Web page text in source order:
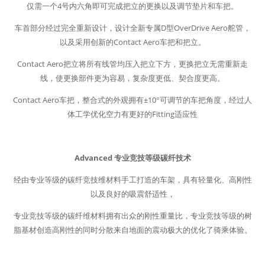
仅需一个4号内六角即可完成把立的更换以及调节垫片和车把。
车首部分经过完全重新设计，设计全新专属D型OverDrive Aero舵管，
以及采用创新的Contact Aero车把和把立。
Contact Aero把立将所有线管均压入把立下方，更换把立无需重新走
线，使更换部件更为容易，复杂度更低、契合度更高。
Contact Aero车把，整合式的外观拥有±10°可调节的车把角度，经过人
体工学优化空力有更好的Fitting适应性
Advanced 专业竞技等级碳纤技术
经由专业等级的碳纤竞技维材料手工打造的车架，具有轻量化、高刚性
以及良好的吸震舒适性，
专业竞技等级的碳纤维材料拥有出众的刚性重量比，专业竞技等级的树
脂基材创造高刚性的同时分散来自地面的震动极大的优化了骑乘体验。